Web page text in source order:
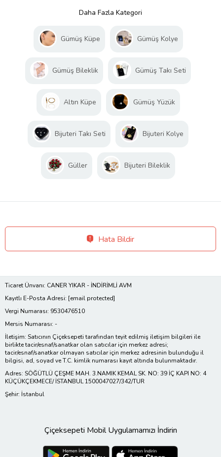
Daha Fazla Kategori
Gümüş Küpe Gümüş Kolye
Gümüş Bileklik Gümüş Takı Seti
Altın Küpe Gümüş Yüzük
Bijuteri Takı Seti Bijuteri Kolye
Güller Bijuteri Bileklik
Hata Bildir
Ticaret Ünvanı: CANER YIKAR - İNDİRİMLİ AVM
Kayıtlı E-Posta Adresi: [email protected]
Vergi Numarası: 9530476510
Mersis Numarası: -
İletişim: Satıcının Çiçeksepeti tarafından teyit edilmiş iletişim bilgileri ile
birlikte tacir/esnaf/sanatkar olan satıcılar için merkez adresi;
tacir/esnaf/sanatkar olmayan satıcılar için merkez adresinin bulunduğu il
bilgisi, ad, soyad ve T.C. kimlik numarası kayıt altında bulunmaktadır.
Adres: SÖĞÜTLÜ ÇEŞME MAH. 3.NAMIK KEMAL SK. NO: 39 İÇ KAPI NO: 4
KÜÇÜKÇEKMECE/ İSTANBUL 1500047027/342/TUR
Şehir: İstanbul
Çiçeksepeti Mobil Uygulamamızı İndirin